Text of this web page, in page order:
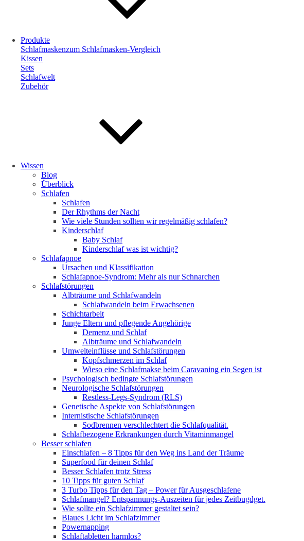
Produkte
Schlafmasken
Kissen
Sets
Schlafwelt
Zubehör
zum Schlafmasken-Vergleich
Wissen
Blog
Überblick
Schlafen
Schlafen
Der Rhythms der Nacht
Wie viele Stunden sollten wir regelmäßig schlafen?
Kinderschlaf
Baby Schlaf
Kinderschlaf was ist wichtig?
Schlafapnoe
Ursachen und Klassifikation
Schlafapnoe-Syndrom: Mehr als nur Schnarchen
Schlafstörungen
Albträume und Schlafwandeln
Schlafwandeln beim Erwachsenen
Schichtarbeit
Junge Eltern und pflegende Angehörige
Demenz und Schlaf
Albträume und Schlafwandeln
Umwelteinflüsse und Schlafstörungen
Kopfschmerzen im Schlaf
Wieso eine Schlafmakse beim Caravaning ein Segen ist
Psychologisch bedingte Schlafstörungen
Neurologische Schlafstörungen
Restless-Legs-Syndrom (RLS)
Genetische Aspekte von Schlafstörungen
Internistische Schlafstörungen
Sodbrennen verschlechtert die Schlafqualität.
Schlafbezogene Erkrankungen durch Vitaminmangel
Besser schlafen
Einschlafen – 8 Tipps für den Weg ins Land der Träume
Superfood für deinen Schlaf
Besser Schlafen trotz Stress
10 Tipps für guten Schlaf
3 Turbo Tipps für den Tag – Power für Ausgeschlafene
Schlafmangel? Entspannungs-Auszeiten für jedes Zeitbugdget.
Wie sollte ein Schlafzimmer gestaltet sein?
Blaues Licht im Schlafzimmer
Powernapping
Schlaftabletten harmlos?